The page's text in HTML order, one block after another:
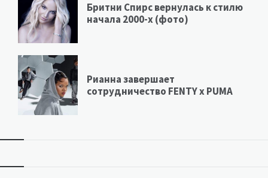
Бритни Спирс вернулась к стилю
начала 2000-х (фото)
Рианна завершает
сотрудничество FENTY х PUMA
Виджеты